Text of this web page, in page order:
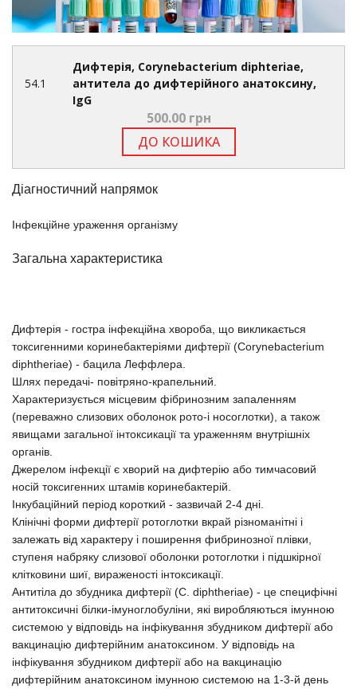
54.1
Дифтерія, Corynebacterium diphteriae,
антитела до дифтерійного анатоксину,
IgG
500.00 грн
ДО КОШИКА
Діагностичний напрямок
Інфекційне ураження організму
Загальна характеристика
Дифтерія - гостра інфекційна хвороба, що викликається
токсигенними коринебактеріями дифтерії (Corynebacterium
diphtheriae) - бацила Леффлера.
Шлях передачі- повітряно-крапельний.
Характеризується місцевим фібринозним запаленням
(переважно слизових оболонок рото-і носоглотки), а також
явищами загальної інтоксикації та ураженням внутрішніх
органів.
Джерелом інфекції є хворий на дифтерію або тимчасовий
носій токсигенних штамів коринебактерій.
Інкубаційний період короткий - зазвичай 2-4 дні.
Клінічні форми дифтерії ротоглотки вкрай різноманітні і
залежать від характеру і поширення фибринозної плівки,
ступеня набряку слизової оболонки ротоглотки і підшкірної
клітковини шиї, вираженості інтоксикації.
Антитіла до збудника дифтерії (C. diphtheriae) - це специфічні
антитоксичні білки-імуноглобуліни, які виробляються імунною
системою у відповідь на інфікування збудником дифтерії або
вакцинацію дифтерійним анатоксином. У відповідь на
інфікування збудником дифтерії або на вакцинацію
дифтерійним анатоксином імунною системою на 1-3-й день